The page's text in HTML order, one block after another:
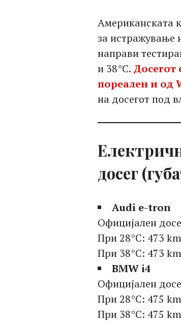
Американската
за истражување
направи
и 38°C. Досегот
пореален и од
на досегот под
досег
Audi e-tron
Официјален
При 28°C: 473 km
При 38°C: 473 km
BMW i4
Официјален
При 28°C: 475 km
При 38°C: 475 km